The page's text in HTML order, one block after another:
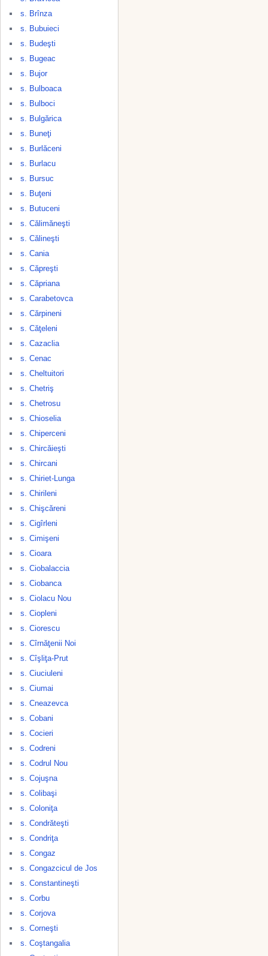
s. Brînza
s. Bubuieci
s. Budeşti
s. Bugeac
s. Bujor
s. Bulboaca
s. Bulboci
s. Bulgărica
s. Buneţi
s. Burlăceni
s. Burlacu
s. Bursuc
s. Buţeni
s. Butuceni
s. Călimăneşti
s. Călineşti
s. Cania
s. Căpreşti
s. Căpriana
s. Carabetovca
s. Cărpineni
s. Căţeleni
s. Cazaclia
s. Cenac
s. Cheltuitori
s. Chetriş
s. Chetrosu
s. Chioselia
s. Chiperceni
s. Chircăieşti
s. Chircani
s. Chiriet-Lunga
s. Chirileni
s. Chişcăreni
s. Cigîrleni
s. Cimişeni
s. Cioara
s. Ciobalaccia
s. Ciobanca
s. Ciolacu Nou
s. Ciopleni
s. Ciorescu
s. Cîrnăţenii Noi
s. Cîşliţa-Prut
s. Ciuciuleni
s. Ciumai
s. Cneazevca
s. Cobani
s. Cocieri
s. Codreni
s. Codrul Nou
s. Cojuşna
s. Colibaşi
s. Coloniţa
s. Condrăteşti
s. Condriţa
s. Congaz
s. Congazcicul de Jos
s. Constantineşti
s. Corbu
s. Corjova
s. Corneşti
s. Coştangalia